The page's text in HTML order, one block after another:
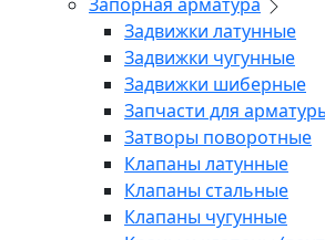
Запорная арматура
Задвижки латунные
Задвижки чугунные
Задвижки шиберные
Запчасти для
Затворы поворотные
Клапаны латунные
Клапаны стальные
Клапаны чугунные